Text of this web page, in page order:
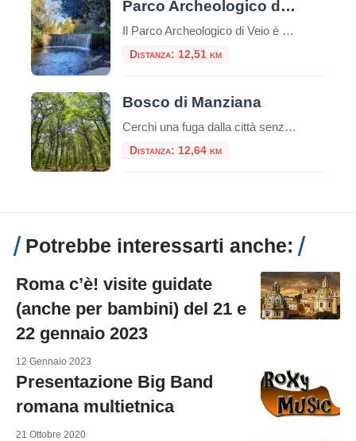
Parco Archeologico di Veio
Il Parco Archeologico di Veio è una perla poco conosciuta a due passi da Roma, un’area dove storia e natura si fondono armoniosamente, regalando un’esperienza suggestiva tra sentieri immersi nel verde, necropoli etrusche, antiche vie romane e cascate nascoste. Ecco tutto quello che c’è da sapere per visitarlo. Dove si trova Il Parco di Veio […]
Distanza: 12,51 km
Bosco di Manziana
Cerchi una fuga dalla città senza allontanarti troppo? Ti portiamo alla scoperta di un tesoro nascosto del Lazio che ti lascerà a bocca aperta! Immagina di camminare in un bosco incantato dove faggi secolari creano una cattedrale naturale, dove l’aria profuma di muschio e terra umida, e dove ogni passo ti porta sempre più lontano […]
Distanza: 12,64 km
Potrebbe interessarti anche:
Roma c’è! visite guidate
(anche per bambini) del 21 e
22 gennaio 2023
12 Gennaio 2023
Presentazione Big Band
romana multietnica
21 Ottobre 2020